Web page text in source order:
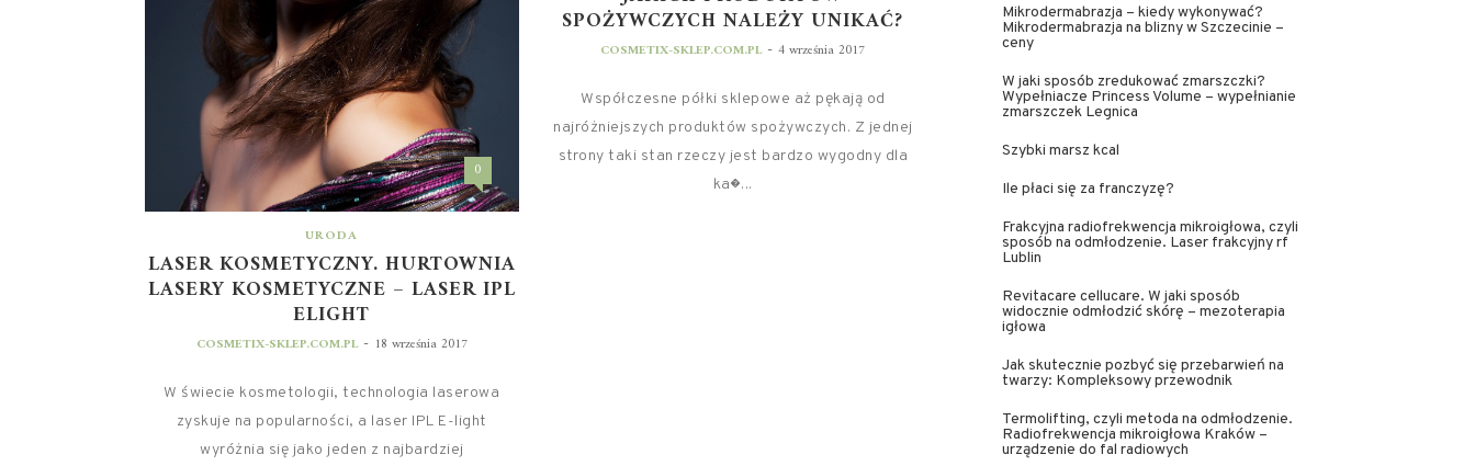
0
URODA
LASER KOSMETYCZNY. HURTOWNIA
LASERY KOSMETYCZNE – LASER IPL
ELIGHT
COSMETIX-SKLEP.COM.PL - 18 września 2017
W świecie kosmetologii, technologia laserowa
zyskuje na popularności, a laser IPL E-light
wyróżnia się jako jeden z najbardziej
SPOŻYWCZYCH NALEŻY UNIKAĆ?
COSMETIX-SKLEP.COM.PL - 4 września 2017
Współczesne półki sklepowe aż pękają od
najróżniejszych produktów spożywczych. Z jednej
strony taki stan rzeczy jest bardzo wygodny dla
ka�...
Mikrodermabrazja – kiedy wykonywać?
Mikrodermabrazja na blizny w Szczecinie –
ceny
W jaki sposób zredukować zmarszczki?
Wypełniacze Princess Volume – wypełnianie
zmarszczek Legnica
Szybki marsz kcal
Ile płaci się za franczyzę?
Frakcyjna radiofrekwencja mikroigłowa, czyli
sposób na odmłodzenie. Laser frakcyjny rf
Lublin
Revitacare cellucare. W jaki sposób
widocznie odmłodzić skórę – mezoterapia
igłowa
Jak skutecznie pozbyć się przebarwień na
twarzy: Kompleksowy przewodnik
Termolifting, czyli metoda na odmłodzenie.
Radiofrekwencja mikroigłowa Kraków –
urządzenie do fal radiowych